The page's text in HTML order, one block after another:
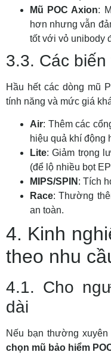
Mũ POC Axion:
hơn nhưng vẫn
tốt với vỏ unibody
3.3. Các
Hầu hết các dòng mũ
tính năng và mức giá
Air: Thêm các
hiệu quả khí động
Lite: Giảm trọng
(để lộ nhiều bọt
MIPS/SPIN : Tích
Race: Thường
an toàn.
4. Kinh
theo nhu
4.1. Cho
dài
Nếu bạn thường
chọn mũ bảo hiểm